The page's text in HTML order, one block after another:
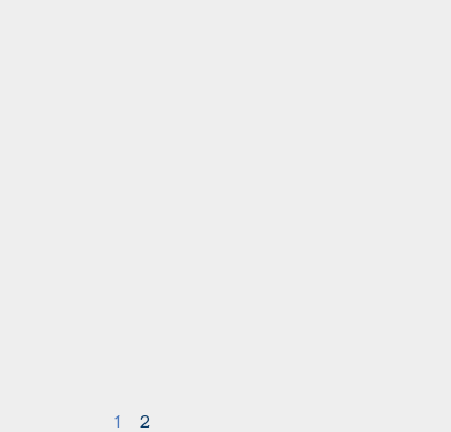
1 2